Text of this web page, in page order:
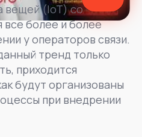
вещей (IoT) со
более и более
у операторов связи.
тренд только
приходится
будут организованы
при внедрении